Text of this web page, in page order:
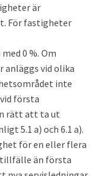
är
För fastigheter
0 %. Om
vid olika
inte
första
rätt att ta ut
5.1 a) och 6.1 a).
för en eller flera
än första